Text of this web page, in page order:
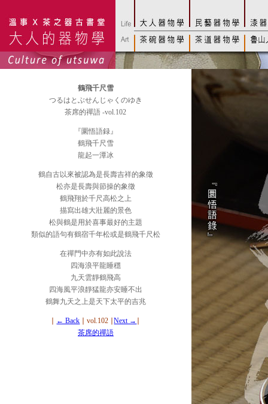
鶴飛千尺雪
つるはとぶせんじゃくのゆき
茶席的禪語 -vol.102
『圜悟語録』
鶴飛千尺雪
龍起一潭冰
鶴自古以來被認為是長壽吉祥的象徵
松亦是長壽與節操的象徵
鶴飛翔於千尺高松之上
描寫出雄大壯麗的景色
松與鶴是用於喜事最好的主題
類似的語句有鶴宿千年松或是鶴飛千尺松
在禪門中亦有如此說法
四海浪平龍睡穩
九天雲靜鶴飛高
四海風平浪靜猛龍亦安睡不出
鶴舞九天之上是天下太平的吉兆
← Back ∣ vol.102 ∣Next →
茶席的禪語